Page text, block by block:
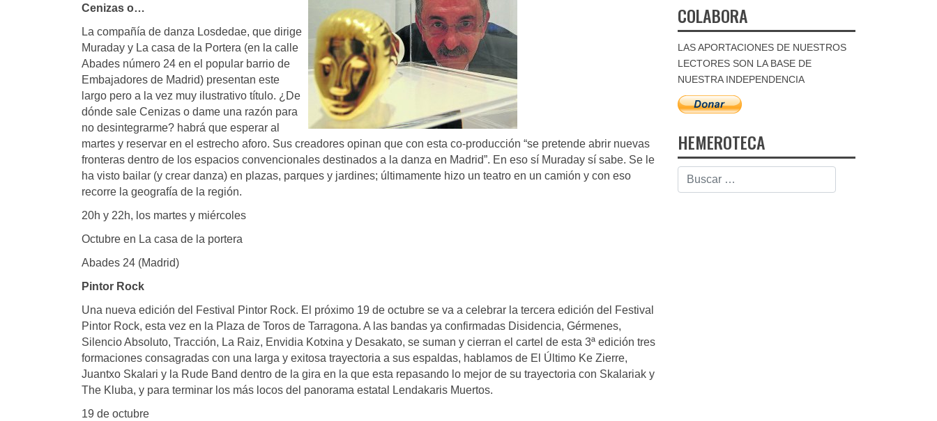
Cenizas o…
La compañía de danza Losdedae, que dirige
Muraday y La casa de la Portera (en la calle
Abades número 24 en el popular barrio de
Embajadores de Madrid) presentan este
largo pero a la vez muy ilustrativo título. ¿De
dónde sale Cenizas o dame una razón para
no desintegrarme? habrá que esperar al
martes y reservar en el estrecho aforo. Sus creadores opinan que con esta co-producción “se pretende abrir nuevas
fronteras dentro de los espacios convencionales destinados a la danza en Madrid”. En eso sí Muraday sí sabe. Se le
ha visto bailar (y crear danza) en plazas, parques y jardines; últimamente hizo un teatro en un camión y con eso
recorre la geografía de la región.
20h y 22h, los martes y miércoles
Octubre en La casa de la portera
Abades 24 (Madrid)
Pintor Rock
Una nueva edición del Festival Pintor Rock. El próximo 19 de octubre se va a celebrar la tercera edición del Festival
Pintor Rock, esta vez en la Plaza de Toros de Tarragona. A las bandas ya confirmadas Disidencia, Gérmenes,
Silencio Absoluto, Tracción, La Raiz, Envidia Kotxina y Desakato, se suman y cierran el cartel de esta 3ª edición tres
formaciones consagradas con una larga y exitosa trayectoria a sus espaldas, hablamos de El Último Ke Zierre,
Juantxo Skalari y la Rude Band dentro de la gira en la que esta repasando lo mejor de su trayectoria con Skalariak y
The Kluba, y para terminar los más locos del panorama estatal Lendakaris Muertos.
19 de octubre
COLABORA
LAS APORTACIONES DE NUESTROS
LECTORES SON LA BASE DE
NUESTRA INDEPENDENCIA
HEMEROTECA